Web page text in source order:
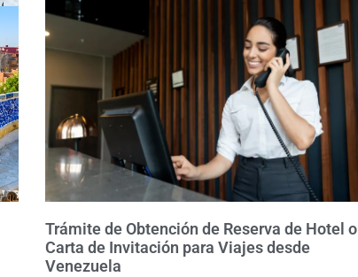
Trámite de Obtención de Reserva de Hotel o
Carta de Invitación para Viajes desde
Venezuela